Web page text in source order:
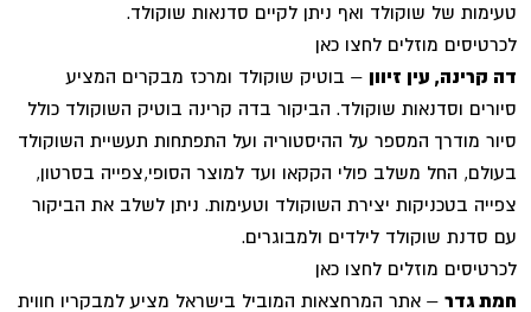
טעימות של שוקולד ואף ניתן לקיים סדנאות שוקולד.
לכרטיסים מוזלים לחצו כאן
דה קרינה, עין זיוון – בוטיק שוקולד ומרכז מבקרים המציע
סיורים וסדנאות שוקולד. הביקור בדה קרינה בוטיק השוקולד כולל
סיור מודרך המספר על ההיסטוריה ועל התפתחות תעשיית השוקולד
בעולם, החל משלב פולי הקקאו ועד למוצר הסופי,צפייה בסרטון,
צפייה בטכניקות יצירת השוקולד וטעימות. ניתן לשלב את הביקור
עם סדנת שוקולד לילדים ולמבוגרים.
לכרטיסים מוזלים לחצו כאן
חמת גדר – אתר המרחצאות המוביל בישראל מציע למבקריו חווית